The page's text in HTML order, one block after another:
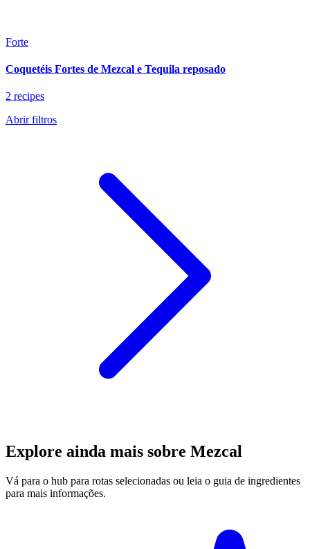
Forte
Coquetéis Fortes de Mezcal e Tequila reposado
2 recipes
Abrir filtros
Explore ainda mais sobre Mezcal
Vá para o hub para rotas selecionadas ou leia o guia de ingredientes
para mais informações.